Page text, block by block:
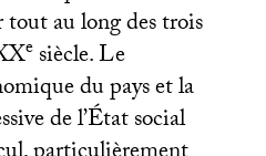
au long des trois
esiècle. Le
du pays et la
de l’État social